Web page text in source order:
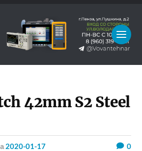
42mm S2 Steel
2020-01-17 0